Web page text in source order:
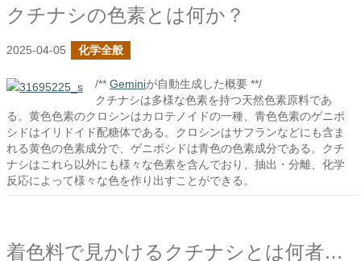
クチナシの色素とは何か？
2025-04-05 化学全般
/** Geminiが自動生成した概要 **/
クチナシは多様な色素を持つ天然色素原料であ
る。黄色色素のクロシンはカロテノイドの一種、青色色素のゲニポ
シドはイリドイド配糖体である。クロシンはサフランなどにも含ま
れる黄色の色素成分で、ゲニポシドは青色の色素成分である。クチ
ナシはこれら以外にも様々な色素を含んでおり、抽出・分離、化学
反応によって様々な色を作り出すことができる。
着色料で見かけるクチナシとは何者だ？